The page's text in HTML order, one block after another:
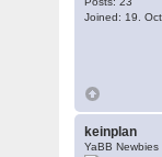
Joined: 19.
keinplan
YaBB Newbies